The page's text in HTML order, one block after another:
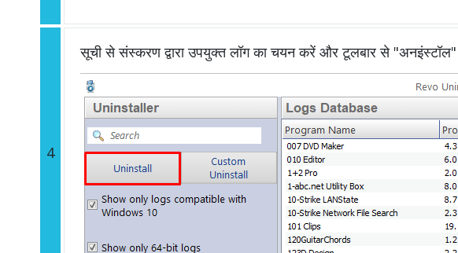
4
सूची से संस्करण द्वारा उपयुक्त लॉग का चयन करें और टूलबार से "अनइंस्टॉल"